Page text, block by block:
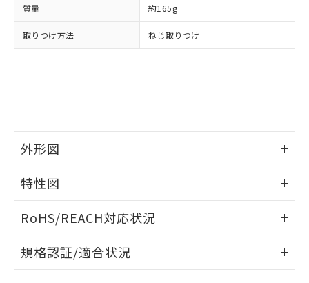
質量 約165g
取りつけ方法 ねじ取りつけ
外形図
外形図
特性図
電気的寿命曲線
RoHS/REACH対応状況
EU RoHS 注意事項・凡例
規格認証/適合状況
お客様が当ウェブサイト上で当社にご
および当社の共同利用者が、当社の製
用者の範囲」に記載されている法人を
※3 非含有証明書ダウンロード
下記の非含有証明書をダウンロードするこ
ものではありません。
また、RoHS指令のフタル酸エステル類４
物質の対応では、対応完了までの期間は出
欄に対応日を記載しておりました。
既に当社にて対応品への在庫切替を完了
していることから、特段のことがない限
り、2022年1月12日より割愛しておりま
す。